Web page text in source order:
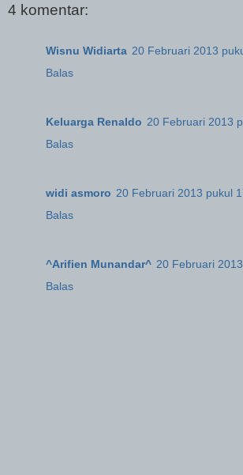
4 komentar:
Wisnu Widiarta 20 Februari 2013
Balas
Keluarga Renaldo 20 Februari 2013
Balas
widi asmoro 20 Februari 2013 pukul
Balas
^Arifien Munandar^ 20 Februari
Balas